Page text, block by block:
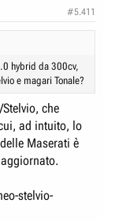
#5.411
hybrid da 300cv,
e magari Tonale?
che
ad intuito, lo
Maserati è
stelvio-